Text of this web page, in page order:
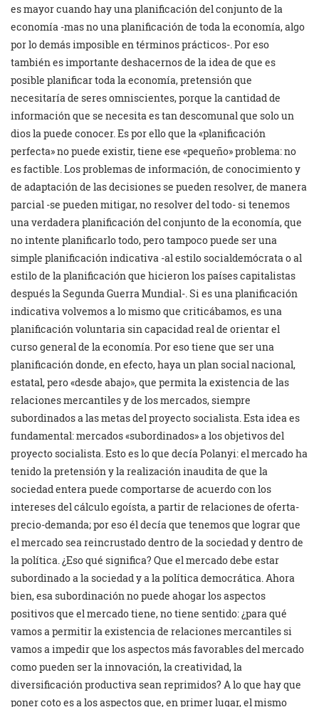
es mayor cuando hay una planificación del conjunto de la
economía -mas no una planificación de toda la economía, algo
por lo demás imposible en términos prácticos-. Por eso
también es importante deshacernos de la idea de que es
posible planificar toda la economía, pretensión que
necesitaría de seres omniscientes, porque la cantidad de
información que se necesita es tan descomunal que solo un
dios la puede conocer. Es por ello que la «planificación
perfecta» no puede existir, tiene ese «pequeño» problema: no
es factible. Los problemas de información, de conocimiento y
de adaptación de las decisiones se pueden resolver, de manera
parcial -se pueden mitigar, no resolver del todo- si tenemos
una verdadera planificación del conjunto de la economía, que
no intente planificarlo todo, pero tampoco puede ser una
simple planificación indicativa -al estilo socialdemócrata o al
estilo de la planificación que hicieron los países capitalistas
después la Segunda Guerra Mundial-. Si es una planificación
indicativa volvemos a lo mismo que criticábamos, es una
planificación voluntaria sin capacidad real de orientar el
curso general de la economía. Por eso tiene que ser una
planificación donde, en efecto, haya un plan social nacional,
estatal, pero «desde abajo», que permita la existencia de las
relaciones mercantiles y de los mercados, siempre
subordinados a las metas del proyecto socialista. Esta idea es
fundamental: mercados «subordinados» a los objetivos del
proyecto socialista. Esto es lo que decía Polanyi: el mercado ha
tenido la pretensión y la realización inaudita de que la
sociedad entera puede comportarse de acuerdo con los
intereses del cálculo egoísta, a partir de relaciones de oferta-
precio-demanda; por eso él decía que tenemos que lograr que
el mercado sea reincrustado dentro de la sociedad y dentro de
la política. ¿Eso qué significa? Que el mercado debe estar
subordinado a la sociedad y a la política democrática. Ahora
bien, esa subordinación no puede ahogar los aspectos
positivos que el mercado tiene, no tiene sentido: ¿para qué
vamos a permitir la existencia de relaciones mercantiles si
vamos a impedir que los aspectos más favorables del mercado
como pueden ser la innovación, la creatividad, la
diversificación productiva sean reprimidos? A lo que hay que
poner coto es a los aspectos que, en primer lugar, el mismo